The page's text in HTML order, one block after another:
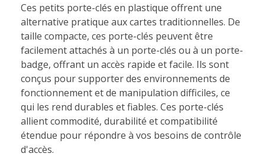
Ces petits porte-clés en plastique offrent une
alternative pratique aux cartes traditionnelles. De
taille compacte, ces porte-clés peuvent être
facilement attachés à un porte-clés ou à un porte-
badge, offrant un accès rapide et facile. Ils sont
conçus pour supporter des environnements de
fonctionnement et de manipulation difficiles, ce
qui les rend durables et fiables. Ces porte-clés
allient commodité, durabilité et compatibilité
étendue pour répondre à vos besoins de contrôle
d'accès.